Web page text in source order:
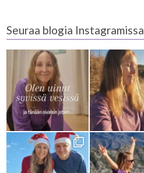
Seuraa blogia Instagramissa